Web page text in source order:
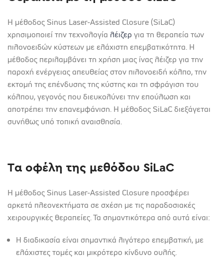
Η μέθοδος Sinus Laser-Assisted Closure (SiLaC)
χρησιμοποιεί την τεχνολογία λέιζερ για τη θεραπεία των
πιλονοειδών κύστεων με ελάχιστη επεμβατικότητα. Η
μέθοδος περιλαμβάνει τη χρήση μιας ίνας λέιζερ για την
παροχή ενέργειας απευθείας στον πιλονοειδή κόλπο, την
εκτομή της επένδυσης της κύστης και τη σφράγιση του
κόλπου, γεγονός που διευκολύνει την επούλωση και
αποτρέπει την επανεμφάνιση. Η μέθοδος SiLaC διεξάγεται
συνήθως υπό τοπική αναισθησία.
Τα οφέλη της μεθόδου SiLaC
Η μέθοδος Sinus Laser-Assisted Closure προσφέρει
αρκετά πλεονεκτήματα σε σχέση με τις παραδοσιακές
χειρουργικές θεραπείες. Τα σημαντικότερα από αυτά είναι:
Η διαδικασία είναι σημαντικά λιγότερο επεμβατική, με
ελάχιστες τομές και μικρότερο κίνδυνο ουλής.